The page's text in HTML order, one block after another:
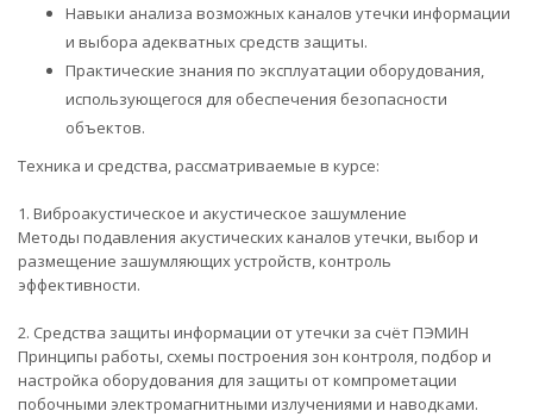
Навыки анализа возможных каналов утечки информации
и выбора адекватных средств защиты.
Практические знания по эксплуатации оборудования,
использующегося для обеспечения безопасности
объектов.
Техника и средства, рассматриваемые в курсе:
1. Виброакустическое и акустическое зашумление
Методы подавления акустических каналов утечки, выбор и
размещение зашумляющих устройств, контроль
эффективности.
2. Средства защиты информации от утечки за счёт ПЭМИН
Принципы работы, схемы построения зон контроля, подбор и
настройка оборудования для защиты от компрометации
побочными электромагнитными излучениями и наводками.